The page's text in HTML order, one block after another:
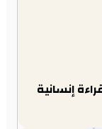
إنسانية